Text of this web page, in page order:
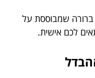
ברורה שמבוססת על
לכם אישית.